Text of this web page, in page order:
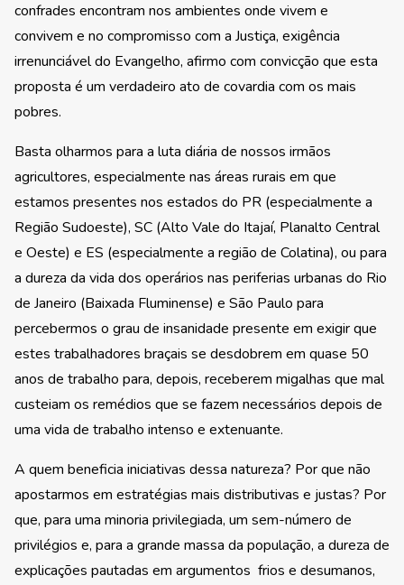
confrades encontram nos ambientes onde vivem e
convivem e no compromisso com a Justiça, exigência
irrenunciável do Evangelho, afirmo com convicção que esta
proposta é um verdadeiro ato de covardia com os mais
pobres.
Basta olharmos para a luta diária de nossos irmãos
agricultores, especialmente nas áreas rurais em que
estamos presentes nos estados do PR (especialmente a
Região Sudoeste), SC (Alto Vale do Itajaí, Planalto Central
e Oeste) e ES (especialmente a região de Colatina), ou para
a dureza da vida dos operários nas periferias urbanas do Rio
de Janeiro (Baixada Fluminense) e São Paulo para
percebermos o grau de insanidade presente em exigir que
estes trabalhadores braçais se desdobrem em quase 50
anos de trabalho para, depois, receberem migalhas que mal
custeiam os remédios que se fazem necessários depois de
uma vida de trabalho intenso e extenuante.
A quem beneficia iniciativas dessa natureza? Por que não
apostarmos em estratégias mais distributivas e justas? Por
que, para uma minoria privilegiada, um sem-número de
privilégios e, para a grande massa da população, a dureza de
explicações pautadas em argumentos frios e desumanos,